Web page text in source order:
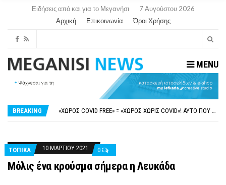
Ειδήσεις από και για το Μεγανήσι
7 Αυγούστου 2026
Αρχική
Επικοινωνία Όροι Χρήσης
MENU
BREAKING
ΝΥΔΡΊ:ΠΙΆΣΤΗΚΑΝ ΣΤΟ ΞΎΛΟ ΟΙ ΙΔΙΟΚΤΉΤΕΣ ΤΟΥΡΙΣΤΙΚΏΝ ΣΚΑΦΏΝ.
«ΧΏΡΟΣ COVID FREE» = «ΧΏΡΟΣ ΧΩΡΊΣ COVID»! ΑΥΤΌ ΠΟΥ ΚΑΝΕΊΣ ΔΕΝ ΈΧΕΙ ΤΟΛΜΉΣΕΙ ΝΑ ΡΩΤΉΣΕΙ
ΠΕΡΊ ΑΝΑΣΤΟΛΉΣ ΝΗΠΙΑΓΩΓΕΊΩΝ ΣΤΗ ΛΕΥΚΆΔΑ
ΤΟΠΙΚΑ
10 ΜΑΡΤΊΟΥ 2021 0
Μόλις ένα κρούσμα σήμερα η Λευκάδα